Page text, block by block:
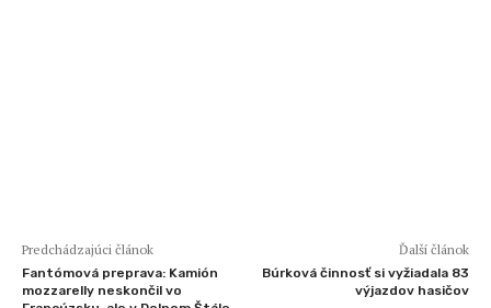
Predchádzajúci článok
Fantómová preprava: Kamión
mozzarelly neskončil vo
Ďalší článok
Búrková činnosť si vyžiadala 83
výjazdov hasičov